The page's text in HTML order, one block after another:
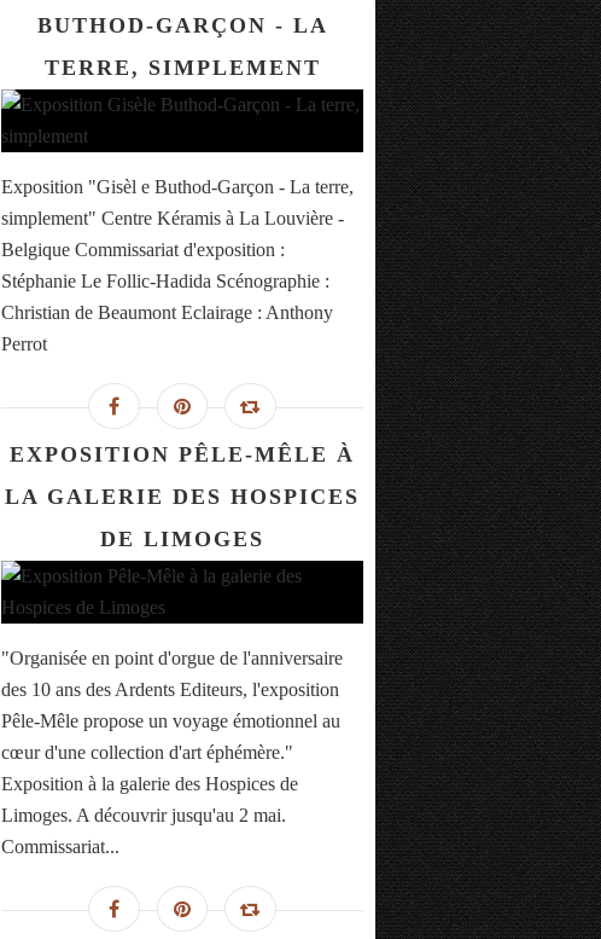
BUTHOD-GARÇON - LA
TERRE, SIMPLEMENT
Exposition "Gisèl e Buthod-Garçon - La terre,
simplement" Centre Kéramis à La Louvière -
Belgique Commissariat d'exposition :
Stéphanie Le Follic-Hadida Scénographie :
Christian de Beaumont Eclairage : Anthony
Perrot
EXPOSITION PÊLE-MÊLE À
LA GALERIE DES HOSPICES
DE LIMOGES
"Organisée en point d'orgue de l'anniversaire
des 10 ans des Ardents Editeurs, l'exposition
Pêle-Mêle propose un voyage émotionnel au
cœur d'une collection d'art éphémère."
Exposition à la galerie des Hospices de
Limoges. A découvrir jusqu'au 2 mai.
Commissariat...